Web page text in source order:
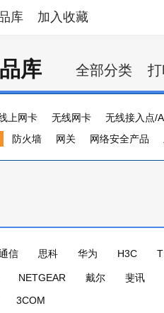
库 加入收藏
库 全部分类
上网卡 无线网卡 无线接入点/
防火墙 网关 网络安全产品
ADSL 多串口卡
负载均衡器
信 思科 华为 H3C
NETGEAR 戴尔
斐讯
3COM